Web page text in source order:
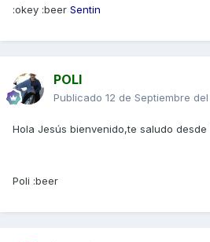
:okey :beer Sentin
POLI
Publicado 12 de Septiembre del
Hola Jesús bienvenido,te saludo desde
Poli :beer